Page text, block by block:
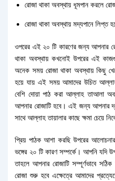
রোজা থাকা অবস্থায় ধূমপান করলে
রোজা থাকা অবস্থায় মদ্যপানে লিপ্ত
ওপরের এই ২০ টি কারণের জন্য আপনার
থাকা অবস্থায় কখনোই উপরের এই
অনেক সময় রোজা থাকা অবস্থায় কিছু
হয়ে যায় এই সময় আমাদের উচিত
বেশি দোয়া পাঠ করা আল্লাহ তাআলা
আপনার রোজাটি হবে। এই জন্য আপনার
সাথে আল্লাহ তায়ালার কাছে ক্ষমা চেয়ে
প্রিয় পাঠক আশা করছি উপরের
ভঙ্গের ২০ টি কারণ সম্পর্কে। আপনি যদি
তাহলে আপনার রোজাটি সম্পূর্ণভাবে
রোজা শুরু হবে এক্ষেত্রে আমাদের